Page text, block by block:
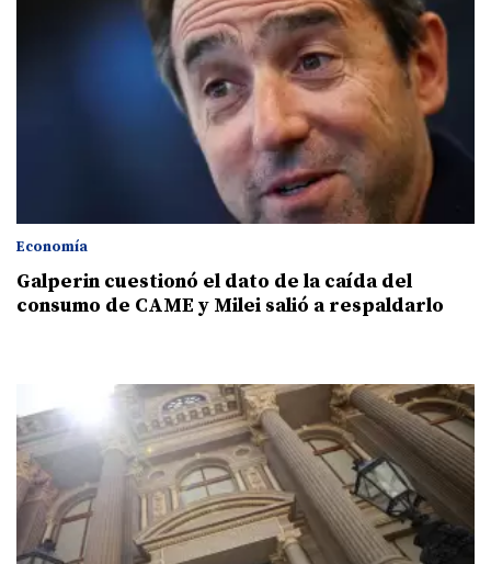
Economía
Galperin cuestionó el dato de la caída del
consumo de CAME y Milei salió a respaldarlo